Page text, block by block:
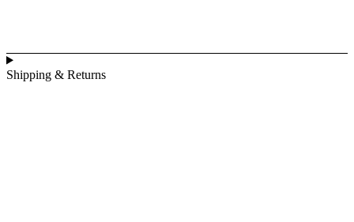
Shipping & Returns